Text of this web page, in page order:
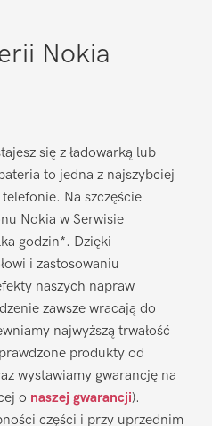
Nokia
się z ładowarką lub
to jedna z najszybciej
Na szczęście
Nokia w Serwisie
godzin*. Dzięki
i zastosowaniu
naszych napraw
zawsze wracają do
najwyższą trwałość
produkty od
wystawiamy gwarancję na
o naszej gwarancji).
części i przy uprzednim